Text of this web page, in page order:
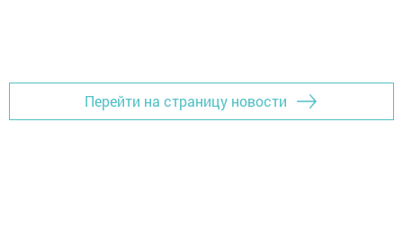
Перейти на страницу новости